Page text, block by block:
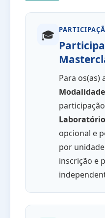
🎓
Para os(as)
opcional e
por
inscrição e